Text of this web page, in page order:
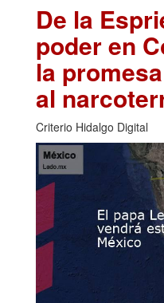
De la
poder en
la
al
Criterio Hidalgo Digital